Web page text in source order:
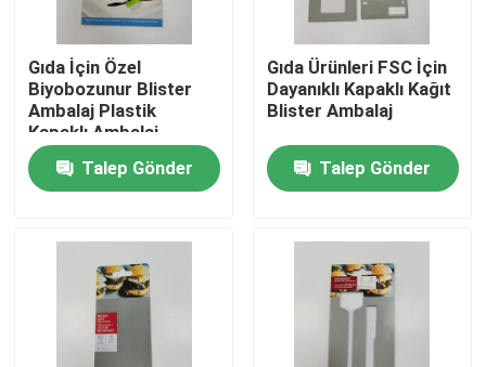
Kalite kontrol
Bize ulaşın
Teklif isteği
Perakende Ambalaj Kutuları
Özel Ambalaj Kutuları
Gıda İçin Özel
Biyobozunur Blister
Ambalaj Plastik
Kapaklı Ambalaj
Talep Gönder
Gıda Ürünleri FSC İçin
Dayanıklı Kapaklı Kağıt
Blister Ambalaj
Talep Gönder